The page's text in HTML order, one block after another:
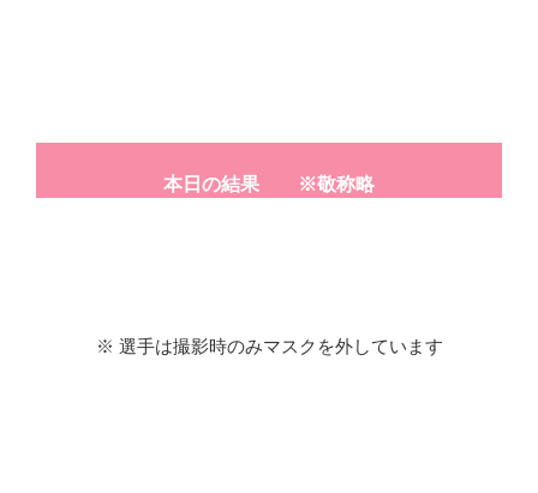
本日の結果 ※敬称略
※ 選手は撮影時のみマスクを外しています